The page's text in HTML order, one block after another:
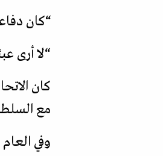
“كان
“لا أرى
مع السلطات السعودية في 2019 لتوسيع